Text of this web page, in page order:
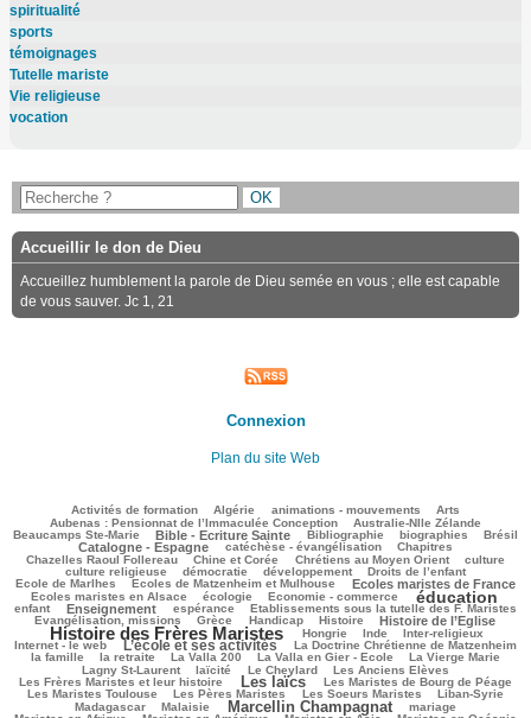
spiritualité
sports
témoignages
Tutelle mariste
Vie religieuse
vocation
Accueillir le don de Dieu
Accueillez humblement la parole de Dieu semée en vous ; elle est capable
de vous sauver. Jc 1, 21
Connexion
Plan du site Web
Activités de formation Algérie animations - mouvements Arts
Aubenas : Pensionnat de l’Immaculée Conception
50/3692 Australie-Nlle Zélande
98/3692
Beaucamps Ste-Marie
979/3692 Bible - Ecriture Sainte
107/3692 Bibliographie
645/3692 biographies
134/3692 Brésil
907/3692
Catalogne - Espagne catéchèse - évangélisation Chapitres
Chazelles Raoul Follereau
141/3692 Chine et Corée
253/3692 Chrétiens au Moyen Orient
564/3692 culture
58/3692
culture religieuse
démocratie développement Droits de l’enfant
Ecole de Marlhes
148/3692 Ecoles de Matzenheim et Mulhouse
1003/3692 Ecoles maristes de France
286/3692
Ecoles maristes en Alsace
632/3692 écologie
238/3692 Economie - commerce
2128/3692 éducation
202/3692
enfant
1165/3692 Enseignement
285/3692 espérance
61/3692 Etablissements sous la tutelle des F. Maristes
344/3692
Evangélisation, missions
790/3692 Grèce
177/3692 Handicap
302/3692 Histoire
906/3692 Histoire de l’Eglise
2428/3692
Histoire des Frères Maristes
170/3692 Hongrie Inde
238/3692 Inter-religieux
271/3692
Internet - le web
1333/3692 L’école et ses activités
67/3692 La Doctrine Chrétienne de Matzenheim
427/3692
la famille
131/3692 la retraite
67/3692 La Valla 200
91/3692 La Valla en Gier - Ecole
793/3692 La Vierge Marie
517/3692
Lagny St-Laurent
laïcité Le Cheylard Les Anciens Elèves
Les Frères Maristes et leur histoire
1748/3692 Les laïcs
728/3692 Les Maristes de Bourg de Péage
324/3692
Les Maristes Toulouse
554/3692 Les Pères Maristes
509/3692 Les Soeurs Maristes
146/3692 Liban-Syrie
200/3692
Madagascar
Malaisie Marcellin Champagnat mariage